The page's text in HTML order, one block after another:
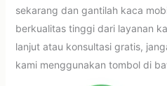
sekarang dan gantilah kaca
berkualitas tinggi dari layanan
lanjut atau konsultasi gratis,
kami menggunakan tombol di